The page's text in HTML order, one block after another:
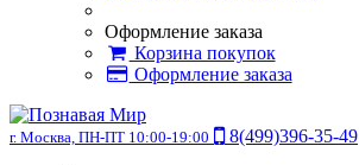
Оформление заказа
Корзина покупок
Оформление заказа
г. Москва, ПН-ПТ 10:00-19:00
8(499)396-35-49